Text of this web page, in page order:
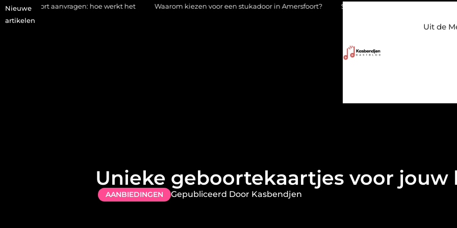
Nieuwe
artikelen
aanvragen: hoe werkt het Waarom kiezen voor een stukadoor in Amersfoort? Staalconstructiebedrijf Molenschot:
Uit de
Unieke geboortekaartjes voor jouw
AANBIEDINGEN Gepubliceerd Door Kasbendjen